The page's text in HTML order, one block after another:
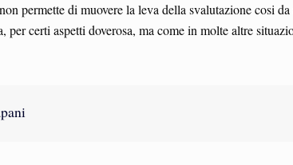
permette di muovere la leva della svalutazione cosi
per certi aspetti doverosa, ma come in molte altre